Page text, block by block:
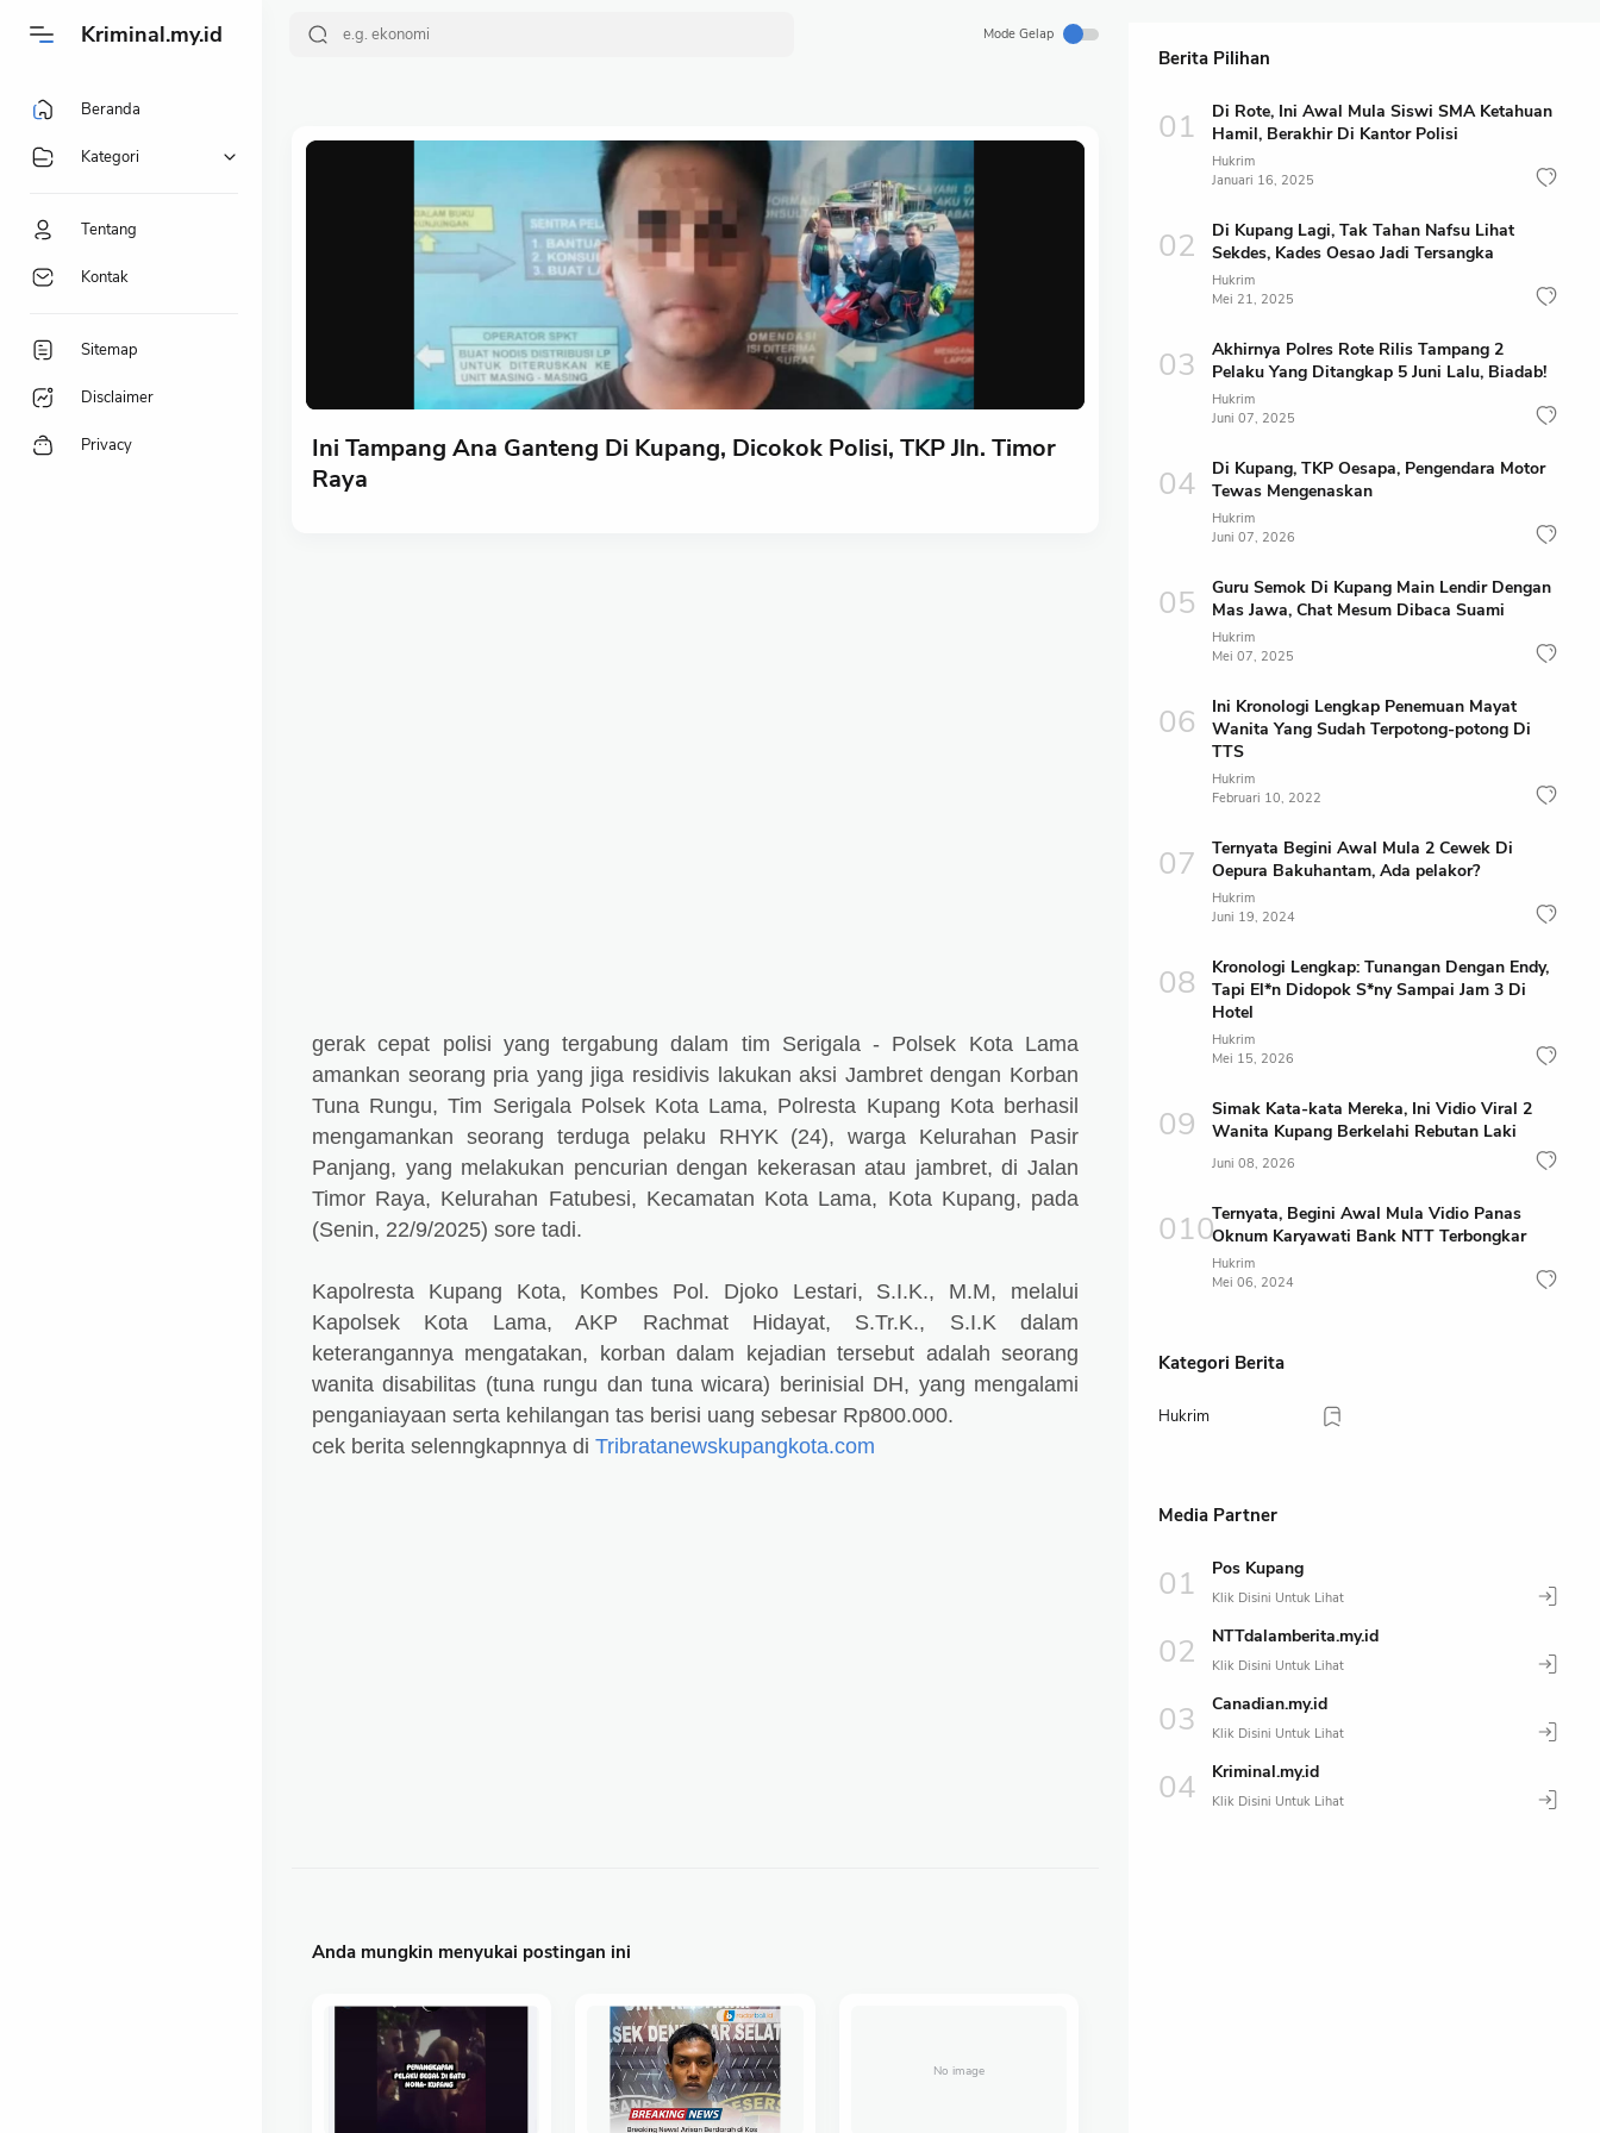
Kriminal.my.id Mode Gelap
Ini Tampang Ana Ganteng Di Kupang, Dicokok Polisi, TKP Jln. Timor
Raya
gerak cepat polisi yang tergabung dalam tim Serigala - Polsek Kota Lama
amankan seorang pria yang jiga residivis lakukan aksi Jambret dengan Korban
Tuna Rungu, Tim Serigala Polsek Kota Lama, Polresta Kupang Kota berhasil
mengamankan seorang terduga pelaku RHYK (24), warga Kelurahan Pasir
Panjang, yang melakukan pencurian dengan kekerasan atau jambret, di Jalan
Timor Raya, Kelurahan Fatubesi, Kecamatan Kota Lama, Kota Kupang, pada
(Senin, 22/9/2025) sore tadi.
Kapolresta Kupang Kota, Kombes Pol. Djoko Lestari, S.I.K., M.M, melalui
Kapolsek Kota Lama, AKP Rachmat Hidayat, S.Tr.K., S.I.K dalam
keterangannya mengatakan, korban dalam kejadian tersebut adalah seorang
wanita disabilitas (tuna rungu dan tuna wicara) berinisial DH, yang mengalami
penganiayaan serta kehilangan tas berisi uang sebesar Rp800.000.
cek berita selenngkapnnya di Tribratanewskupangkota.com
Anda mungkin menyukai postingan ini
Berita Pilihan
Di Rote, Ini Awal Mula Siswi SMA Ketahuan
Hamil, Berakhir Di Kantor Polisi
Hukrim
Januari 16, 2025
Di Kupang Lagi, Tak Tahan Nafsu Lihat
Sekdes, Kades Oesao Jadi Tersangka
Hukrim
Mei 21, 2025
Akhirnya Polres Rote Rilis Tampang 2
Pelaku Yang Ditangkap 5 Juni Lalu, Biadab!
Hukrim
Juni 07, 2025
Di Kupang, TKP Oesapa, Pengendara Motor
Tewas Mengenaskan
Hukrim
Juni 07, 2026
Guru Semok Di Kupang Main Lendir Dengan
Mas Jawa, Chat Mesum Dibaca Suami
Hukrim
Mei 07, 2025
Ini Kronologi Lengkap Penemuan Mayat
Wanita Yang Sudah Terpotong-potong Di
TTS
Hukrim
Februari 10, 2022
Ternyata Begini Awal Mula 2 Cewek Di
Oepura Bakuhantam, Ada pelakor?
Hukrim
Juni 19, 2024
Kronologi Lengkap: Tunangan Dengan Endy,
Tapi El*n Didopok S*ny Sampai Jam 3 Di
Hotel
Hukrim
Mei 15, 2026
Simak Kata-kata Mereka, Ini Vidio Viral 2
Wanita Kupang Berkelahi Rebutan Laki
Juni 08, 2026
Ternyata, Begini Awal Mula Vidio Panas
Oknum Karyawati Bank NTT Terbongkar
Hukrim
Mei 06, 2024
Kategori Berita
Hukrim
Media Partner
Pos Kupang
NTTdalamberita.my.id
Canadian.my.id
Kriminal.my.id
Beranda
Kategori
Tentang
Kontak
Sitemap
Disclaimer
Privacy